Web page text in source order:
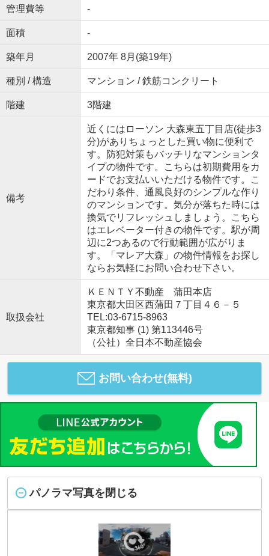
管理費等 -
面積 -
築年月 2007年 8月(築19年)
種別 / 構造 マンション / 鉄筋コンクリート
階建 3階建
備考
近くにはローソン 大森東五丁目店(徒歩3
分)がありちょっとした買い物に便利で
す。防犯対策もバッチリなマンションタ
イプの物件です。こちらは初期費用をカ
ードでお支払いいただける物件です。こ
だわり条件、通風良好のシンプルな作り
のマンションです。気分が落ちた時には
換気でリフレッシュしましょう。こちら
はエレベーター付きの物件です。駅が周
辺に2つあるので行動範囲が広がりま
す。「マレア大森」の物件情報をお探し
ならお気軽にお問い合わせ下さい。
取扱会社
ＫＥＮＴＹ不動産 蒲田本店
東京都大田区西蒲田７丁目４６－５
TEL:03-6715-8963
東京都知事 (1) 第113446号
（公社）全日本不動産協会
お問い合わせ(無料)
パノラマ写真を閉じる